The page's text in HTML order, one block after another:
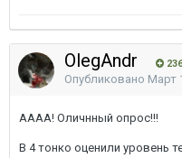
OlegAndr 236
Опубликовано Март
АААА! Оличнный опрос!!!
В 4 тонко оценили уровень